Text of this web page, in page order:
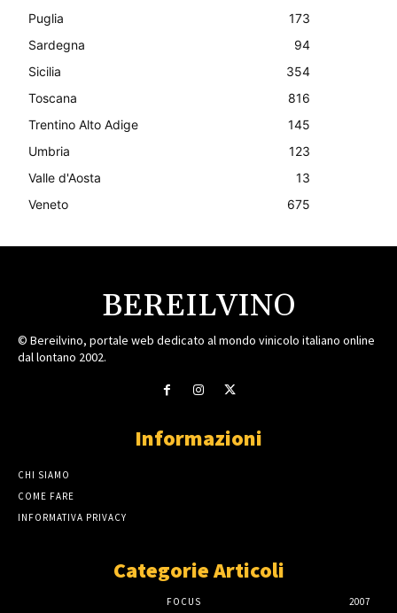
Puglia
173
Sardegna
94
Sicilia
354
Toscana
816
Trentino Alto Adige
145
Umbria
123
Valle d'Aosta
13
Veneto
675
BEREILVINO
© Bereilvino, portale web dedicato al mondo vinicolo italiano online
dal lontano 2002.
Informazioni
CHI SIAMO
COME FARE
INFORMATIVA PRIVACY
Categorie Articoli
FOCUS 2007